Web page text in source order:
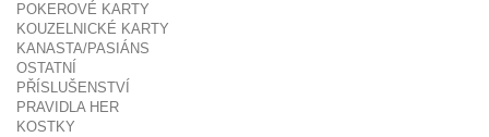
POKEROVÉ KARTY
KOUZELNICKÉ KARTY
KANASTA/PASIÁNS
OSTATNÍ
PŘÍSLUŠENSTVÍ
PRAVIDLA HER
KOSTKY